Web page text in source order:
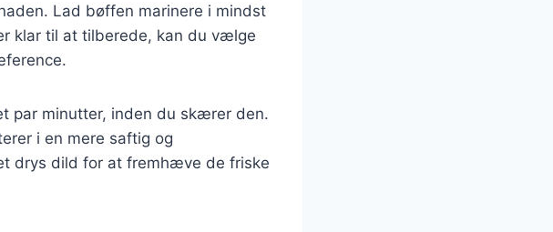
Lad bøffen marinere i mindst
klar til at tilberede, kan du vælge
par minutter, inden du skærer den.
i en mere saftig og
drys dild for at fremhæve de friske